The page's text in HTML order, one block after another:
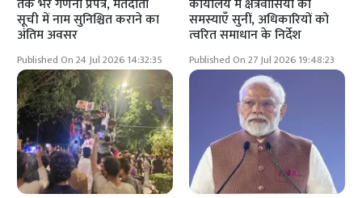
तक भरें गणना प्रपत्र, मतदाता
सूची में नाम सुनिश्चित कराने का
अंतिम अवसर
Published On 24 Jul 2026 14:32:35
कार्यालय में क्षेत्रवासियों की
समस्याएँ सुनीं, अधिकारियों को
त्वरित समाधान के निर्देश
Published On 27 Jul 2026 19:48:23